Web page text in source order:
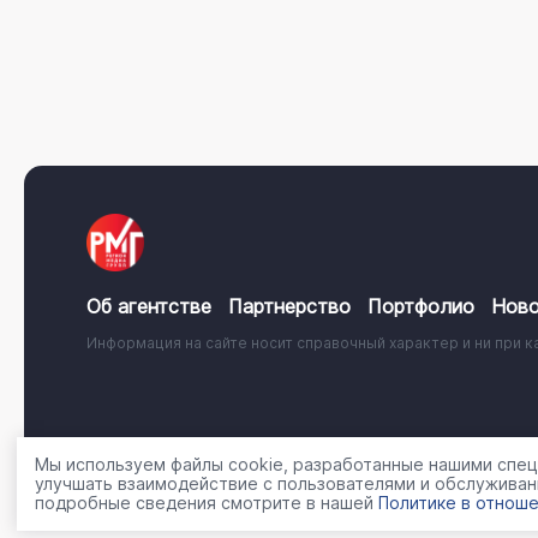
Об агентстве Партнерство Портфолио
Информация на сайте носит справочный характер и ни при
© 2001 - 2026, ООО «Регион Медиа Групп» Политика
Мы используем файлы cookie, разработанные нашими
улучшать взаимодействие с пользователями и
подробные сведения смотрите в нашей Политике в